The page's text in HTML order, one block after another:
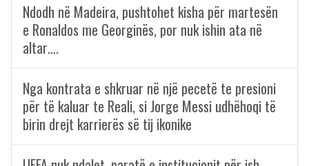
Ndodh në Madeira, pushtohet kisha për martesën
e Ronaldos me Georginës, por nuk ishin ata në
altar….
Nga kontrata e shkruar në një pecetë te presioni
për të kaluar te Reali, si Jorge Messi udhëhoqi të
birin drejt karrierës së tij ikonike